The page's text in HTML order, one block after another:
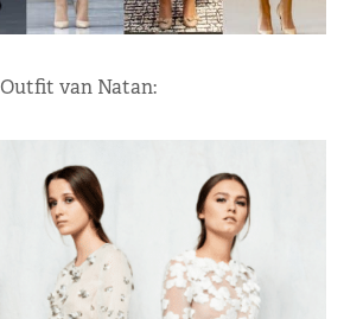
Outfit van Natan: